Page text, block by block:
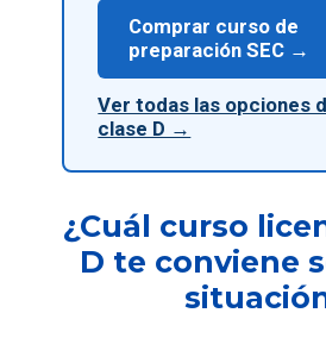
Comprar curso de
preparación SEC →
Ver todas las opciones
clase D →
¿Cuál curso
D te conviene